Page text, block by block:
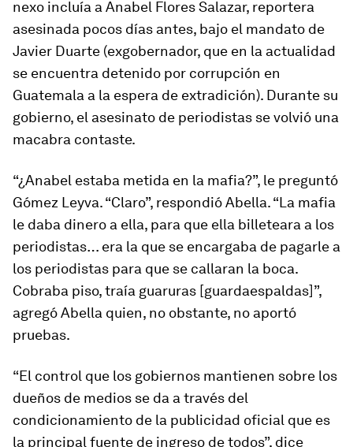
nexo incluía a Anabel Flores Salazar, reportera
asesinada pocos días antes, bajo el mandato de
Javier Duarte (exgobernador, que en la actualidad
se encuentra detenido por corrupción en
Guatemala a la espera de extradición). Durante su
gobierno, el asesinato de periodistas se volvió una
macabra contaste.
“¿Anabel estaba metida en la mafia?”, le preguntó
Gómez Leyva. “Claro”, respondió Abella. “La mafia
le daba dinero a ella, para que ella billeteara a los
periodistas… era la que se encargaba de pagarle a
los periodistas para que se callaran la boca.
Cobraba piso, traía guaruras [guardaespaldas]”,
agregó Abella quien, no obstante, no aportó
pruebas.
“El control que los gobiernos mantienen sobre los
dueños de medios se da a través del
condicionamiento de la publicidad oficial que es
la principal fuente de ingreso de todos”, dice